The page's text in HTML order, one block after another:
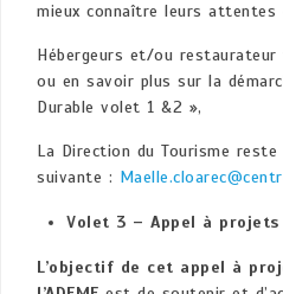
mieux connaître leurs
Hébergeurs et/ou
ou en savoir plus sur la
Durable volet 1 &2 »,
La Direction du Tourisme reste
suivante :
Volet 3 – Appel à projets
L’objectif de cet appel à